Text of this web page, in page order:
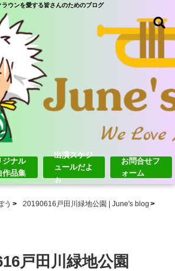
ラウンを愛する皆さんのためのブログ
ジナル
作品集
出演スケジ
ュールだよ
ぉ
お問合せフ
ォーム
う 20190616戸田川緑地公園 | June's blog
戸田川緑地公園